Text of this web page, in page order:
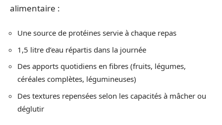
alimentaire :
Une source de protéines servie à chaque repas
1,5 litre d’eau répartis dans la journée
Des apports quotidiens en fibres (fruits, légumes,
céréales complètes, légumineuses)
Des textures repensées selon les capacités à mâcher ou
déglutir